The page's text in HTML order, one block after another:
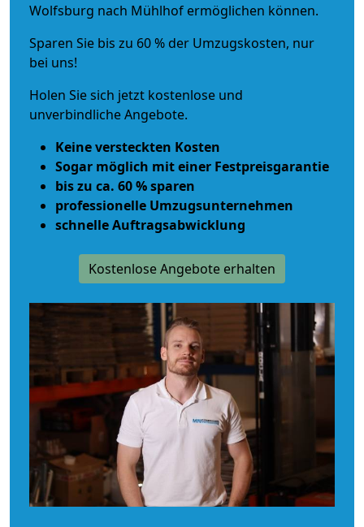
Wolfsburg nach Mühlhof ermöglichen können.
Sparen Sie bis zu 60 % der Umzugskosten, nur
bei uns!
Holen Sie sich jetzt kostenlose und
unverbindliche Angebote.
Keine versteckten Kosten
Sogar möglich mit einer Festpreisgarantie
bis zu ca. 60 % sparen
professionelle Umzugsunternehmen
schnelle Auftragsabwicklung
Kostenlose Angebote erhalten